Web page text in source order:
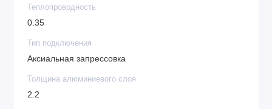
Теплопроводность
0.35
Тип подключения
Аксиальная запрессовка
Толщина алюминиевого слоя
2.2